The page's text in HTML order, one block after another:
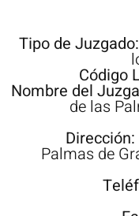
Tipo de Juzgado:
Código
Nombre del
de las
Dirección:
Palmas de